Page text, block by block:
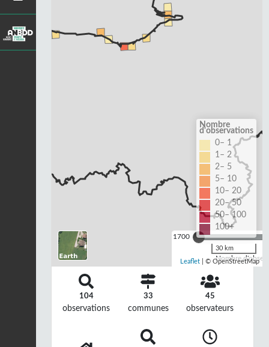
1700
Nombre
Nombre
d'observations
0– 1
1– 2
2– 5
5– 10
10– 20
20– 50
50– 100
100+
30 km
Leaflet | © OpenStreetMap
104
observations
33
communes
45
observateurs